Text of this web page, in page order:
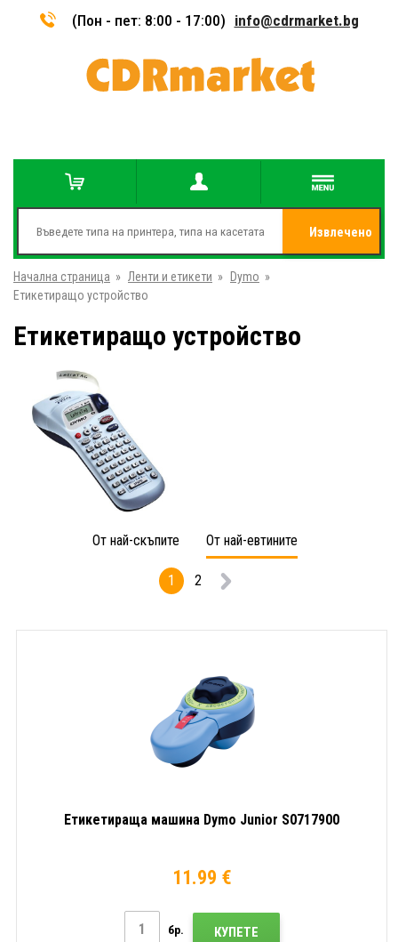
(Пон - пет: 8:00 - 17:00) info@cdrmarket.bg
Извлечено
Начална страница » Ленти и етикети » Dymo »
Етикетиращо устройство
Етикетиращо устройство
От най-скъпите От най-евтините
1 2
Етикетираща машина Dymo Junior S0717900
11.99 €
бр. КУПЕТЕ